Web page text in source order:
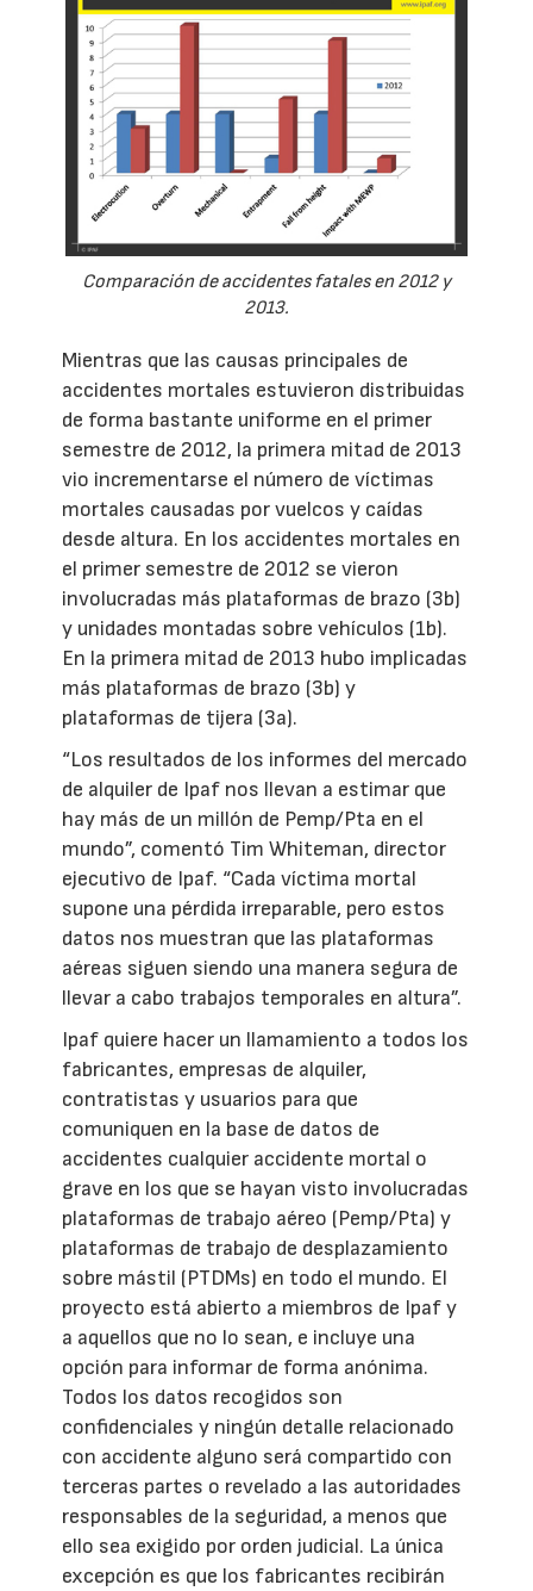
Comparación de accidentes fatales en 2012 y
2013.
Mientras que las causas principales de
accidentes mortales estuvieron distribuidas
de forma bastante uniforme en el primer
semestre de 2012, la primera mitad de 2013
vio incrementarse el número de víctimas
mortales causadas por vuelcos y caídas
desde altura. En los accidentes mortales en
el primer semestre de 2012 se vieron
involucradas más plataformas de brazo (3b)
y unidades montadas sobre vehículos (1b).
En la primera mitad de 2013 hubo implicadas
más plataformas de brazo (3b) y
plataformas de tijera (3a).
“Los resultados de los informes del mercado
de alquiler de Ipaf nos llevan a estimar que
hay más de un millón de Pemp/Pta en el
mundo”, comentó Tim Whiteman, director
ejecutivo de Ipaf. “Cada víctima mortal
supone una pérdida irreparable, pero estos
datos nos muestran que las plataformas
aéreas siguen siendo una manera segura de
llevar a cabo trabajos temporales en altura”.
Ipaf quiere hacer un llamamiento a todos los
fabricantes, empresas de alquiler,
contratistas y usuarios para que
comuniquen en la base de datos de
accidentes cualquier accidente mortal o
grave en los que se hayan visto involucradas
plataformas de trabajo aéreo (Pemp/Pta) y
plataformas de trabajo de desplazamiento
sobre mástil (PTDMs) en todo el mundo. El
proyecto está abierto a miembros de Ipaf y
a aquellos que no lo sean, e incluye una
opción para informar de forma anónima.
Todos los datos recogidos son
confidenciales y ningún detalle relacionado
con accidente alguno será compartido con
terceras partes o revelado a las autoridades
responsables de la seguridad, a menos que
ello sea exigido por orden judicial. La única
excepción es que los fabricantes recibirán